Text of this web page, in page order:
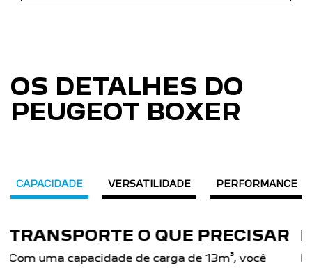
OS DETALHES DO
PEUGEOT BOXER
CAPACIDADE VERSATILIDADE PERFORMANCE
MINIBUS
Ideal para o transporte de passageiros com